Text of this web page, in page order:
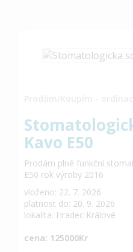
Kavo E50
Prodám plně funkční
E50 rok výroby 2016
vloženo: 22. 7. 2026
platnost do: 20. 9. 2026
lokalita: Hradec Králové
cena: 125000Kr